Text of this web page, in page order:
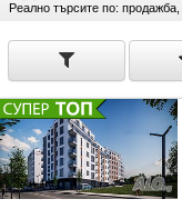
Реално търсите по: продажба,